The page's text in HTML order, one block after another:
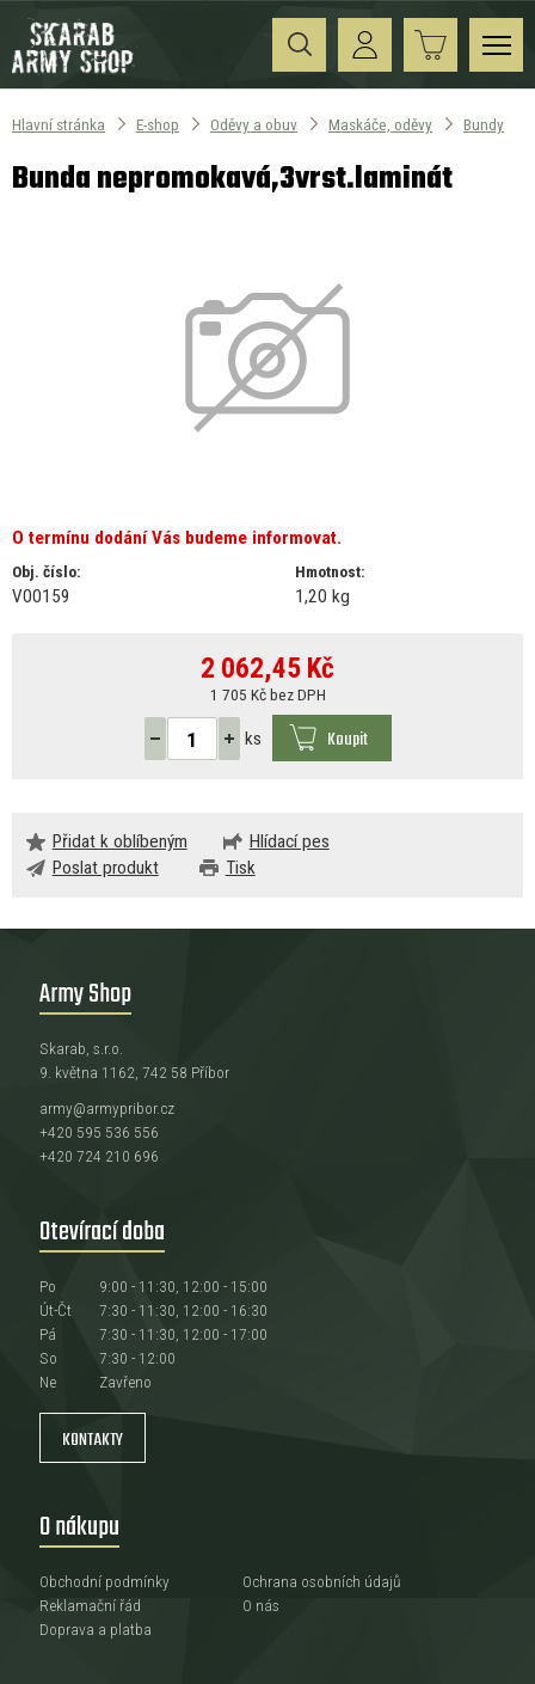
Hlavní stránka E-shop Oděvy a obuv Maskáče, oděvy Bundy
Bunda nepromokavá,3vrst.laminát
O termínu dodání Vás budeme informovat.
Obj. číslo:
V00159
Hmotnost:
1,20 kg
2 062,45 Kč
1 705 Kč bez DPH
ks Koupit
Přidat k oblíbeným
Hlídací pes
Poslat produkt
Tisk
Army Shop
Skarab, s.r.o.
9. května 1162, 742 58 Příbor
army@armypribor.cz
+420 595 536 556
+420 724 210 696
Otevírací doba
Po
9:00 - 11:30, 12:00 - 15:00
Út-Čt
7:30 - 11:30, 12:00 - 16:30
Pá
7:30 - 11:30, 12:00 - 17:00
So
7:30 - 12:00
Ne
Zavřeno
KONTAKTY
O nákupu
Obchodní podmínky
Reklamační řád
Doprava a platba
Ochrana osobních údajů
O nás